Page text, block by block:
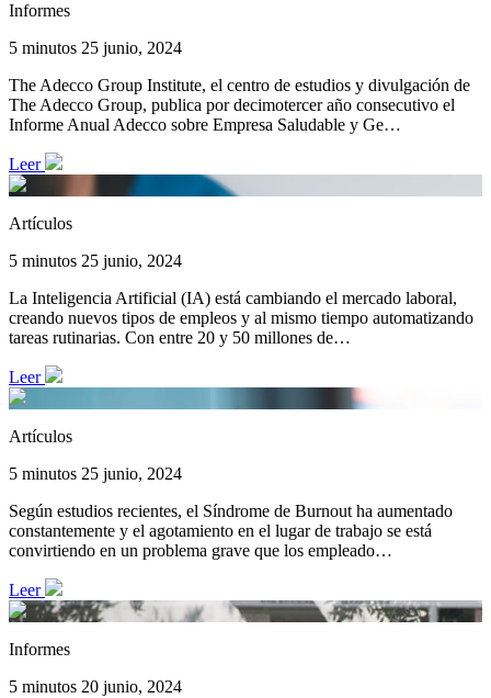
Informes
5 minutos 25 junio, 2024
The Adecco Group Institute, el centro de estudios y divulgación de
The Adecco Group, publica por decimotercer año consecutivo el
Informe Anual Adecco sobre Empresa Saludable y Ge…
Leer
Artículos
5 minutos 25 junio, 2024
La Inteligencia Artificial (IA) está cambiando el mercado laboral,
creando nuevos tipos de empleos y al mismo tiempo automatizando
tareas rutinarias. Con entre 20 y 50 millones de…
Leer
Artículos
5 minutos 25 junio, 2024
Según estudios recientes, el Síndrome de Burnout ha aumentado
constantemente y el agotamiento en el lugar de trabajo se está
convirtiendo en un problema grave que los empleado…
Leer
Informes
5 minutos 20 junio, 2024